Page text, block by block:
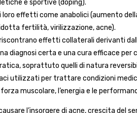
e sportive (doping).
effetti come anabolici (aumento
fertilità, virilizzazione, acne).
effetti collaterali derivanti
diagnosi certa e una cura efficace per
soprattuto quelli di natura
utilizzati per trattare condizioni
muscolare, l’energia e le
l’insorgere di acne, crescita del